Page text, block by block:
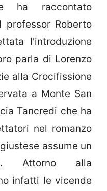
ha raccontato
Roberto
l'introduzione
parla di Lorenzo
alla Crocifissione
a Monte San
Tancredi che ha
nel romanzo
assume un
Attorno alla
infatti le vicende